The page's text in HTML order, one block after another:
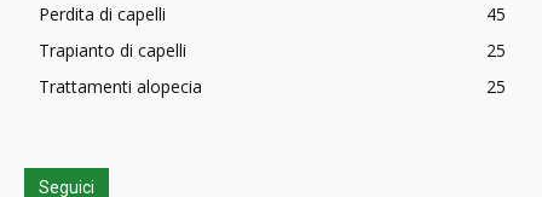
Perdita di capelli
45
Trapianto di capelli
25
Trattamenti alopecia
25
Seguici